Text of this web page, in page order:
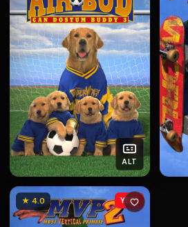
ALT
★ 4.0 YENİ